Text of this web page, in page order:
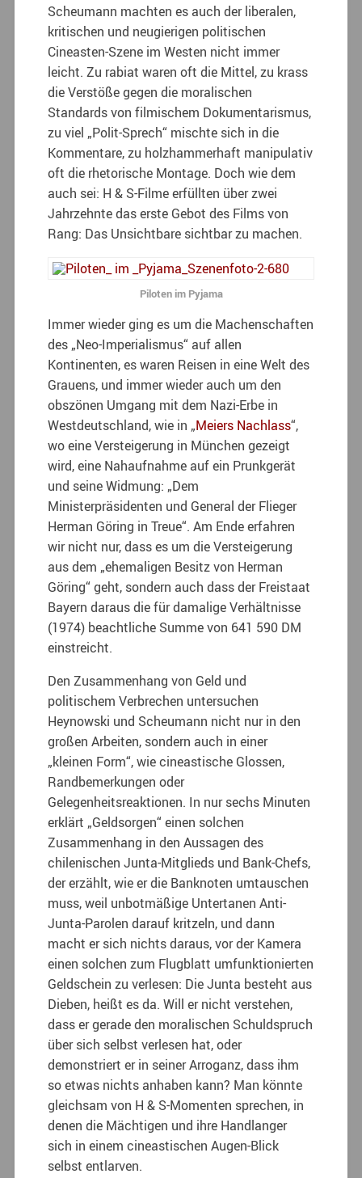
Scheumann machten es auch der liberalen,
kritischen und neugierigen politischen
Cineasten-Szene im Westen nicht immer
leicht. Zu rabiat waren oft die Mittel, zu krass
die Verstöße gegen die moralischen
Standards von filmischem Dokumentarismus,
zu viel „Polit-Sprech“ mischte sich in die
Kommentare, zu holzhammerhaft manipulativ
oft die rhetorische Montage. Doch wie dem
auch sei: H & S-Filme erfüllten über zwei
Jahrzehnte das erste Gebot des Films von
Rang: Das Unsichtbare sichtbar zu machen.
Piloten im Pyjama
Immer wieder ging es um die Machenschaften
des „Neo-Imperialismus“ auf allen
Kontinenten, es waren Reisen in eine Welt des
Grauens, und immer wieder auch um den
obszönen Umgang mit dem Nazi-Erbe in
Westdeutschland, wie in „Meiers Nachlass“,
wo eine Versteigerung in München gezeigt
wird, eine Nahaufnahme auf ein Prunkgerät
und seine Widmung: „Dem
Ministerpräsidenten und General der Flieger
Herman Göring in Treue“. Am Ende erfahren
wir nicht nur, dass es um die Versteigerung
aus dem „ehemaligen Besitz von Herman
Göring“ geht, sondern auch dass der Freistaat
Bayern daraus die für damalige Verhältnisse
(1974) beachtliche Summe von 641 590 DM
einstreicht.
Den Zusammenhang von Geld und
politischem Verbrechen untersuchen
Heynowski und Scheumann nicht nur in den
großen Arbeiten, sondern auch in einer
„kleinen Form“, wie cineastische Glossen,
Randbemerkungen oder
Gelegenheitsreaktionen. In nur sechs Minuten
erklärt „Geldsorgen“ einen solchen
Zusammenhang in den Aussagen des
chilenischen Junta-Mitglieds und Bank-Chefs,
der erzählt, wie er die Banknoten umtauschen
muss, weil unbotmäßige Untertanen Anti-
Junta-Parolen darauf kritzeln, und dann
macht er sich nichts daraus, vor der Kamera
einen solchen zum Flugblatt umfunktionierten
Geldschein zu verlesen: Die Junta besteht aus
Dieben, heißt es da. Will er nicht verstehen,
dass er gerade den moralischen Schuldspruch
über sich selbst verlesen hat, oder
demonstriert er in seiner Arroganz, dass ihm
so etwas nichts anhaben kann? Man könnte
gleichsam von H & S-Momenten sprechen, in
denen die Mächtigen und ihre Handlanger
sich in einem cineastischen Augen-Blick
selbst entlarven.